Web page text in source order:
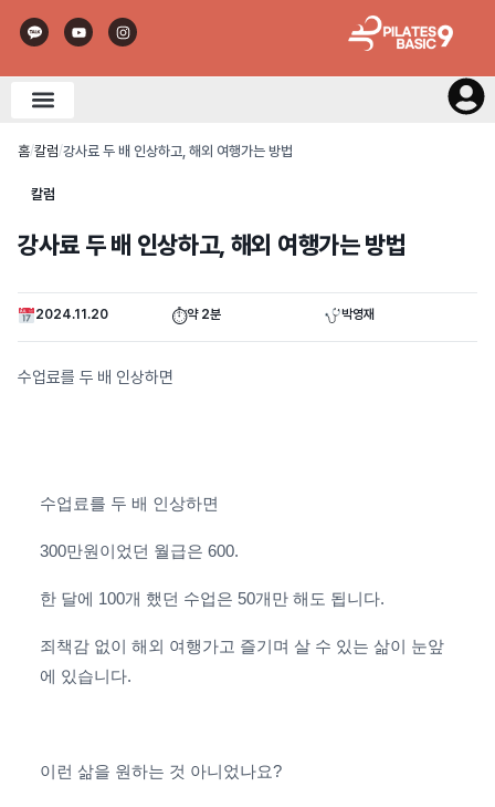
홈/칼럼/강사료 두 배 인상하고, 해외 여행가는 방법
칼럼
강사료 두 배 인상하고, 해외 여행가는 방법
2024.11.20 ⏱약 2분 박영재
수업료를 두 배 인상하면
수업료를 두 배 인상하면
300만원이었던 월급은 600.
한 달에 100개 했던 수업은 50개만 해도 됩니다.
죄책감 없이 해외 여행가고 즐기며 살 수 있는 삶이 눈앞
에 있습니다.
이런 삶을 원하는 것 아니었나요?